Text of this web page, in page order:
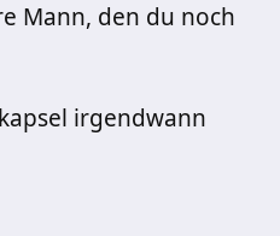
Mann, den du noch
irgendwann